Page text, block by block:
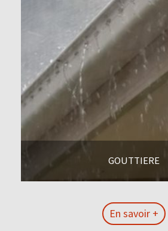
GOUTTIERE
En savoir +